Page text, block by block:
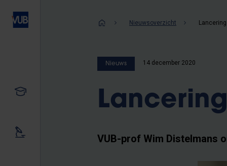
Kruimelpad
Nieuwsoverzicht Lancering
Nieuws 14 december 2020
VUB-prof Wim Distelmans